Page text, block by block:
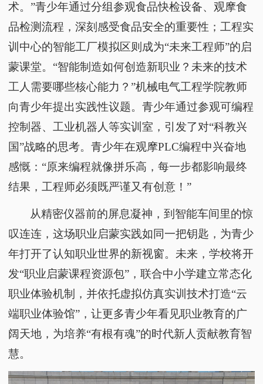
术。”青少年通过分组参观食品快检设备、观摩食
品检测流程，深刻感受食品安全的重要性；工程实
训中心的智能工厂模拟区则成为“未来工程师”的启
蒙课堂。“智能制造如何创造新职业？未来的技术
工人需要哪些核心能力？”机械电气工程学院教师
向青少年提出实践性议题。青少年通过参观可编程
控制器、工业机器人等实训室，引发了对“科教兴
国”战略的思考。青少年在观摩PLC编程中兴奋地
感慨：“原来编程就像拼乐高，每一步都影响最终
结果，工程师必须既严谨又有创意！”
从精密仪器前的屏息凝神，到智能车间里的惊
叹连连，这场职业启蒙实践如同一把钥匙，为青少
年打开了认知职业世界的新视窗。未来，学校将开
发“职业启蒙课程资源包”，联合中小学建立常态化
职业体验机制，并依托虚拟仿真实训技术打造“云
端职业体验馆”，让更多青少年看见职业教育的广
阔天地，为培养“有根有魂”的时代新人贡献教育智
慧。